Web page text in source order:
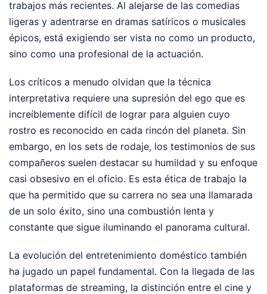
trabajos más recientes. Al alejarse de las comedias
ligeras y adentrarse en dramas satíricos o musicales
épicos, está exigiendo ser vista no como un producto,
sino como una profesional de la actuación.
Los críticos a menudo olvidan que la técnica
interpretativa requiere una supresión del ego que es
increíblemente difícil de lograr para alguien cuyo
rostro es reconocido en cada rincón del planeta. Sin
embargo, en los sets de rodaje, los testimonios de sus
compañeros suelen destacar su humildad y su enfoque
casi obsesivo en el oficio. Es esta ética de trabajo la
que ha permitido que su carrera no sea una llamarada
de un solo éxito, sino una combustión lenta y
constante que sigue iluminando el panorama cultural.
La evolución del entretenimiento doméstico también
ha jugado un papel fundamental. Con la llegada de las
plataformas de streaming, la distinción entre el cine y